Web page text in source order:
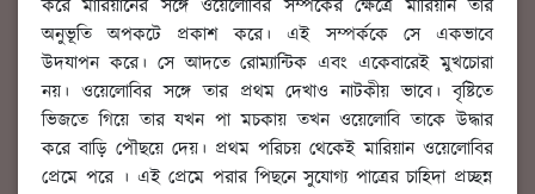
করে মারিয়ানের সঙ্গে ওয়েলোবির সম্পর্কের ক্ষেত্রে মারিয়ান তার
অনুভূতি অপকটে প্রকাশ করে। এই সম্পর্ককে সে একভাবে
উদযাপন করে। সে আদতে রোম্যান্টিক এবং একেবারেই মুখচোরা
নয়। ওয়েলোবির সঙ্গে তার প্রথম দেখাও নাটকীয় ভাবে। বৃষ্টিতে
ভিজতে গিয়ে তার যখন পা মচকায় তখন ওয়েলোবি তাকে উদ্ধার
করে বাড়ি পৌছয়ে দেয়। প্রথম পরিচয় থেকেই মারিয়ান ওয়েলোবির
প্রেমে পরে । এই প্রেমে পরার পিছনে সুযোগ্য পাত্রের চাহিদা প্রচ্ছন্ন